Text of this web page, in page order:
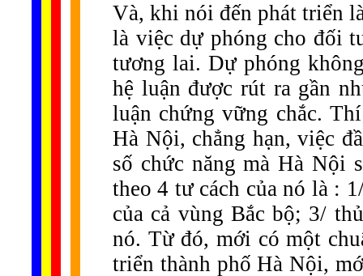
Và, khi nói đến phát triển
là việc dự phóng cho đối
tương lai. Dự phóng
hệ luận được rút ra gần
luận chứng vững chắc.
Hà Nội, chẳng hạn, việc
số chức năng mà Hà Nội
theo 4 tư cách của nó là :
của cả vùng Bắc bộ; 3/
nó. Từ đó, mới có một
triển thành phố Hà Nội,